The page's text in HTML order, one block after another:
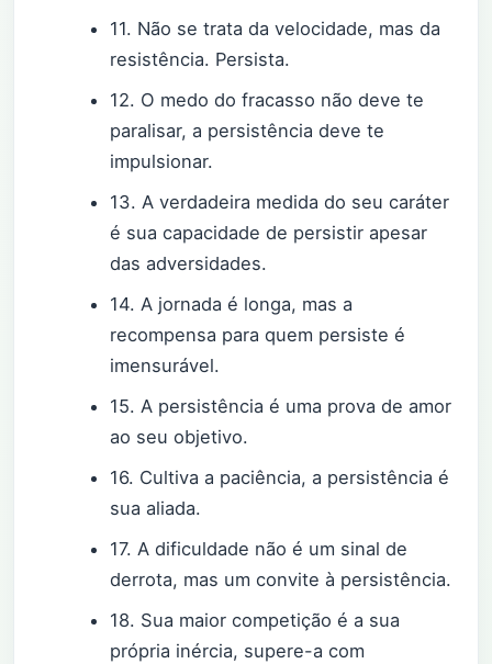
11. Não se trata da velocidade, mas da
resistência. Persista.
12. O medo do fracasso não deve te
paralisar, a persistência deve te
impulsionar.
13. A verdadeira medida do seu caráter
é sua capacidade de persistir apesar
das adversidades.
14. A jornada é longa, mas a
recompensa para quem persiste é
imensurável.
15. A persistência é uma prova de amor
ao seu objetivo.
16. Cultiva a paciência, a persistência é
sua aliada.
17. A dificuldade não é um sinal de
derrota, mas um convite à persistência.
18. Sua maior competição é a sua
própria inércia, supere-a com